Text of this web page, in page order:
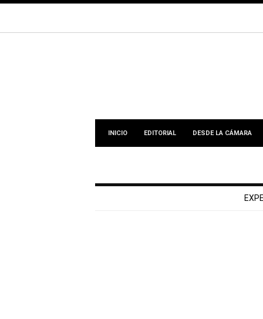
INICIO EDITORIAL DESDE LA CÁMARA